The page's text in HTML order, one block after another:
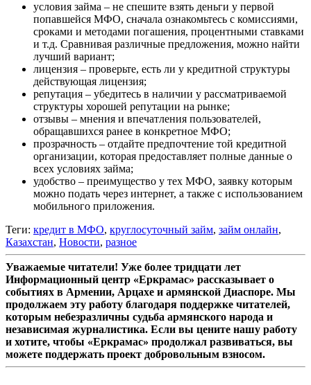
условия займа – не спешите взять деньги у первой
попавшейся МФО, сначала ознакомьтесь с комиссиями,
сроками и методами погашения, процентными ставками
и т.д. Сравнивая различные предложения, можно найти
лучший вариант;
лицензия – проверьте, есть ли у кредитной структуры
действующая лицензия;
репутация – убедитесь в наличии у рассматриваемой
структуры хорошей репутации на рынке;
отзывы – мнения и впечатления пользователей,
обращавшихся ранее в конкретное МФО;
прозрачность – отдайте предпочтение той кредитной
организации, которая предоставляет полные данные о
всех условиях займа;
удобство – преимущество у тех МФО, заявку которым
можно подать через интернет, а также с использованием
мобильного приложения.
Теги: кредит в МФО, круглосуточный займ, займ онлайн,
Казахстан, Новости, разное
Уважаемые читатели! Уже более тридцати лет
Информационный центр «Еркрамас» рассказывает о
событиях в Армении, Арцахе и армянской Диаспоре. Мы
продолжаем эту работу благодаря поддержке читателей,
которым небезразличны судьба армянского народа и
независимая журналистика. Если вы цените нашу работу
и хотите, чтобы «Еркрамас» продолжал развиваться, вы
можете поддержать проект добровольным взносом.